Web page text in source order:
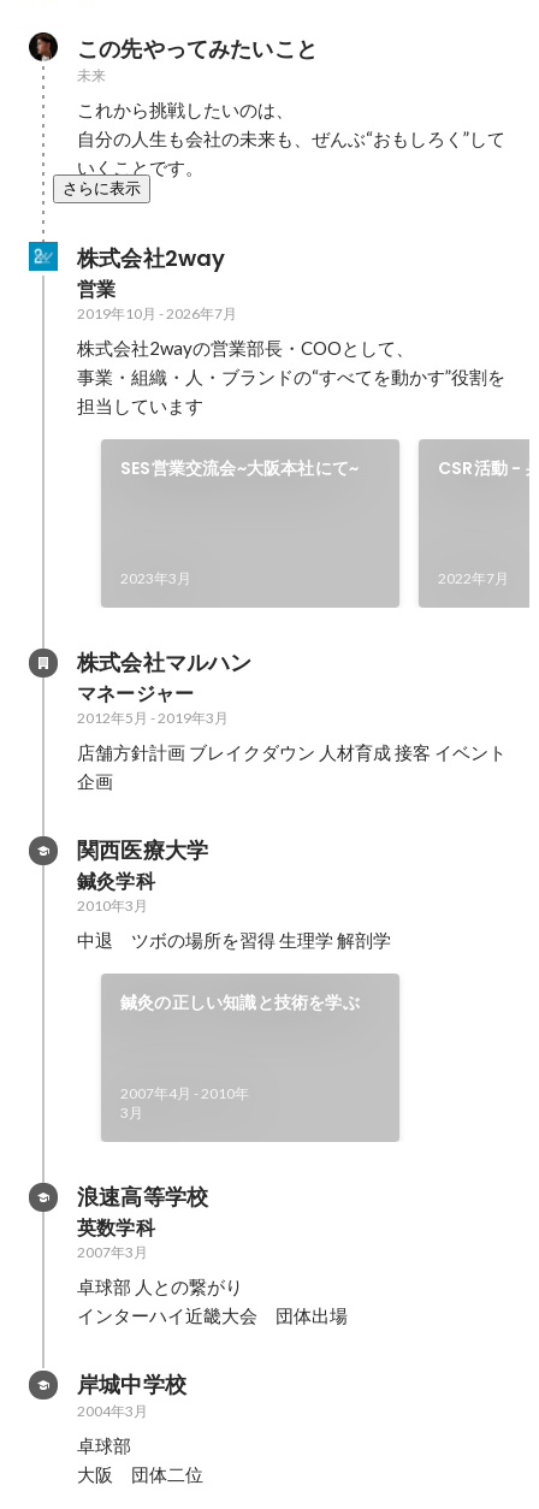
この先やってみたいこと
未来
これから挑戦したいのは、
自分の人生も会社の未来も、ぜんぶ“おもしろく”して
いくことです。
さらに表示
株式会社2way
営業
2019年10月 -2026年7月
株式会社2wayの営業部長・COOとして、
事業・組織・人・ブランドの“すべてを動かす”役割を
担当しています
SES営業交流会~大阪本社にて~
2023年3月
CSR活動 -
2022年7月
株式会社マルハン
マネージャー
2012年5月 -2019年3月
店舗方針計画 ブレイクダウン 人材育成 接客 イベント
企画
関西医療大学
鍼灸学科
2010年3月
中退　ツボの場所を習得 生理学 解剖学
鍼灸の正しい知識と技術を学ぶ
2007年4月 -2010年
3月
浪速高等学校
英数学科
2007年3月
卓球部 人との繋がり
インターハイ近畿大会　団体出場
岸城中学校
2004年3月
卓球部
大阪　団体二位